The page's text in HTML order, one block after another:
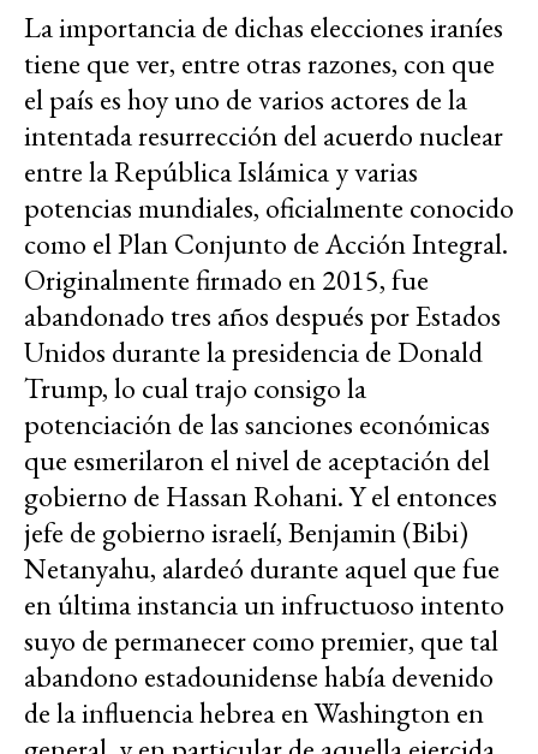
La importancia de dichas elecciones iraníes
tiene que ver, entre otras razones, con que
el país es hoy uno de varios actores de la
intentada resurrección del acuerdo nuclear
entre la República Islámica y varias
potencias mundiales, oficialmente conocido
como el Plan Conjunto de Acción Integral.
Originalmente firmado en 2015, fue
abandonado tres años después por Estados
Unidos durante la presidencia de Donald
Trump, lo cual trajo consigo la
potenciación de las sanciones económicas
que esmerilaron el nivel de aceptación del
gobierno de Hassan Rohani. Y el entonces
jefe de gobierno israelí, Benjamin (Bibi)
Netanyahu, alardeó durante aquel que fue
en última instancia un infructuoso intento
suyo de permanecer como premier, que tal
abandono estadounidense había devenido
de la influencia hebrea en Washington en